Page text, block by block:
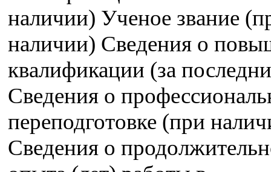
наличии) Ученое звание
наличии) Сведения о
квалификации (за
Сведения о
переподготовке (при
Сведения о